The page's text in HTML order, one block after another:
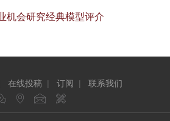
机会研究经典模型评介
在线投稿 | 订阅 | 联系我们